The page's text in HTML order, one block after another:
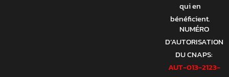
qui en
bénéficient.
NUMÉRO
D’AUTORISATION
DU CNAPS:
AUT-013-2123-